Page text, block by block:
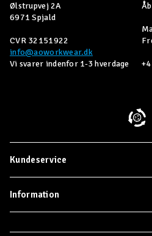
Ølstrupvej 2A
6971 Spjald
CVR 32151922
info@aoworkwear.dk
Vi svarer indenfor 1-3 hverdage
Kundeservice
Information